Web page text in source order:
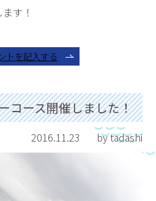
す！
トを記入する
コース開催しました！
2016.11.23 by tadashi